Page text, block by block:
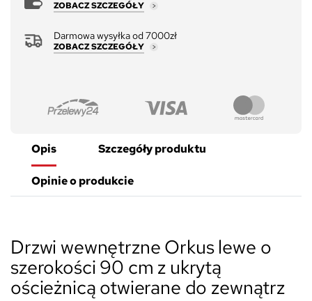
ZOBACZ SZCZEGÓŁY
Darmowa wysyłka od 7000zł
ZOBACZ SZCZEGÓŁY
Opis Szczegóły produktu
Opinie o produkcie
Drzwi wewnętrzne Orkus lewe o
szerokości 90 cm z ukrytą
ościeżnicą otwierane do zewnątrz